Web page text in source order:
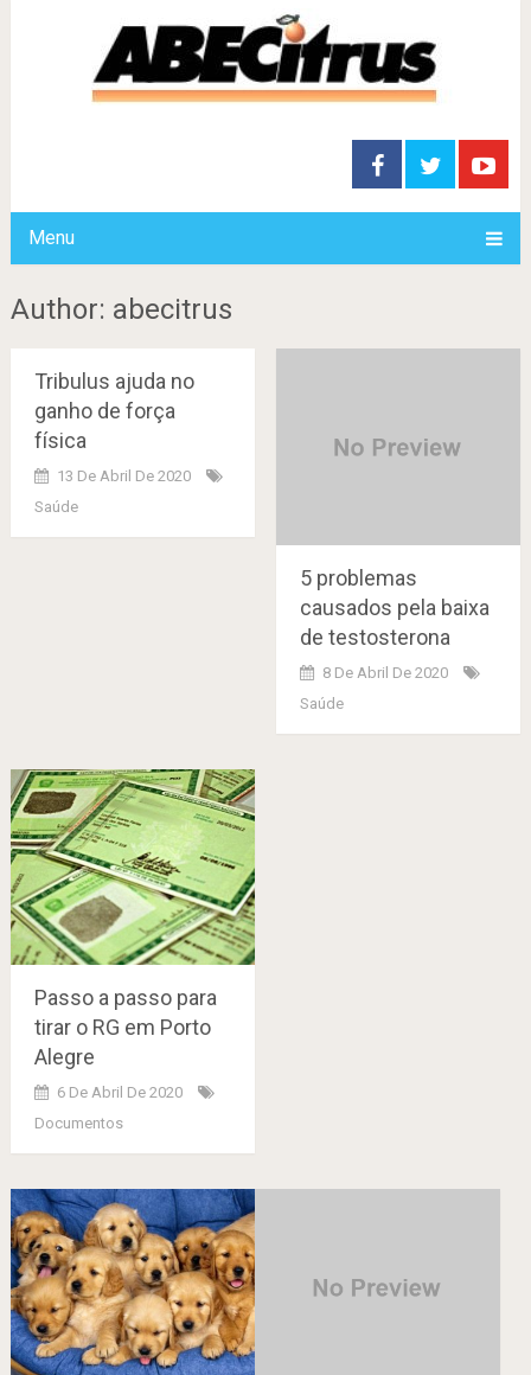
Menu
Author: abecitrus
Tribulus ajuda no
ganho de força
física
13 De Abril De 2020
Saúde
5 problemas
causados pela baixa
de testosterona
8 De Abril De 2020
Saúde
Passo a passo para
tirar o RG em Porto
Alegre
6 De Abril De 2020
Documentos